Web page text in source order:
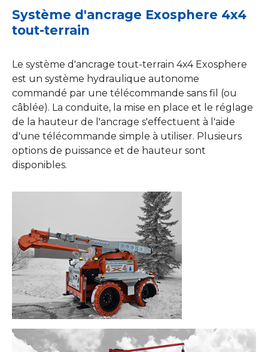
Système d'ancrage Exosphere 4x4
tout-terrain
Le système d'ancrage tout-terrain 4x4 Exosphere
est un système hydraulique autonome
commandé par une télécommande sans fil (ou
câblée). La conduite, la mise en place et le réglage
de la hauteur de l'ancrage s'effectuent à l'aide
d'une télécommande simple à utiliser. Plusieurs
options de puissance et de hauteur sont
disponibles.